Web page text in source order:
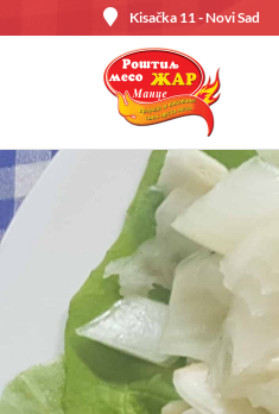
Kisačka 11 - Novi Sad